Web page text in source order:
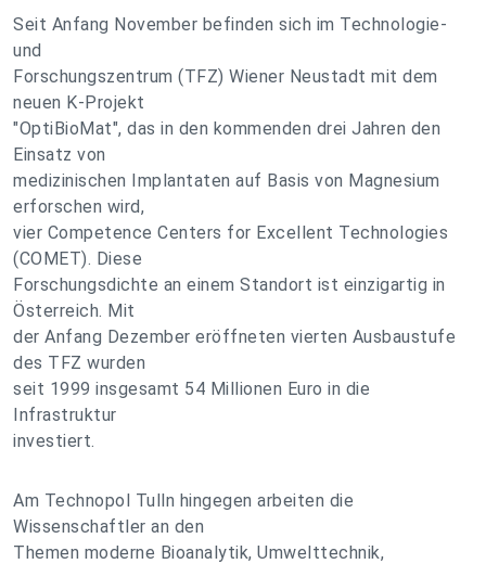
Seit Anfang November befinden sich im Technologie-
und
Forschungszentrum (TFZ) Wiener Neustadt mit dem
neuen K-Projekt
"OptiBioMat", das in den kommenden drei Jahren den
Einsatz von
medizinischen Implantaten auf Basis von Magnesium
erforschen wird,
vier Competence Centers for Excellent Technologies
(COMET). Diese
Forschungsdichte an einem Standort ist einzigartig in
Österreich. Mit
der Anfang Dezember eröffneten vierten Ausbaustufe
des TFZ wurden
seit 1999 insgesamt 54 Millionen Euro in die
Infrastruktur
investiert.
Am Technopol Tulln hingegen arbeiten die
Wissenschaftler an den
Themen moderne Bioanalytik, Umwelttechnik,